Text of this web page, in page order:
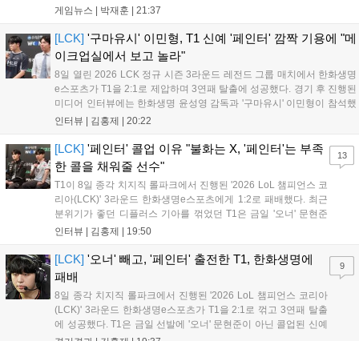
통해 월드 콘텐츠가 추가될 예정이며, 이를 통해 추후 주신 및 절대신에
더욱 가속화될 전망이다....
게임뉴스 | 박재훈 21:37
[LCK] '구마유시' 이민형, T1 신예 '페인터' 깜짝 기용에 "메
이크업실에서 보고 놀라"
8일 열린 2026 LCK 정규 시즌 3라운드 레전드 그룹 매치에서 한화생명
e스포츠가 T1을 2:1로 제압하며 3연패 탈출에 성공했다. 경기 후 진행된
미디어 인터뷰에는 한화생명 윤성영 감독과 '구마유시' 이민형이 참석했
다. 먼저 승리 소감에 대해 윤성영 감독은 "오랜만에 승리해 기분이 좋고,
인터뷰 | 김홍제 20:22
[LCK] '페인터' 콜업 이유 "불화는 X, '페인터'는 부족
한 콜을 채워줄 선수"
T1이 8일 종각 치지직 롤파크에서 진행된 '2026 LoL 챔피언스 코
리아(LCK)' 3라운드 한화생명e스포츠에게 1:2로 패배했다. 최근
분위기가 좋던 디플러스 기아를 꺾었던 T1은 금일 '오너' 문현준
을 빼고 신예 '페인터' 김은후를 투입시키는 강수를 뒀으나 결국
즈' 김수환의 인터뷰 내...
인터뷰 | 김홍제 19:50
13
[LCK] '오너' 빼고, '페인터' 출전한 T1, 한화생명에
패배
8일 종각 치지직 롤파크에서 진행된 '2026 LoL 챔피언스 코리아
(LCK)' 3라운드 한화생명e스포츠가 T1을 2:1로 꺾고 3연패 탈출
에 성공했다. T1은 금일 선발에 '오너' 문현준이 아닌 콜업된 신예
9